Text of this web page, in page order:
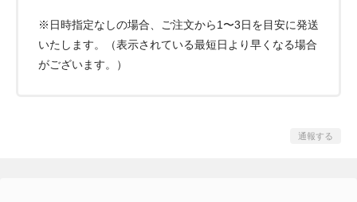
※日時指定なしの場合、ご注文から1〜3日を目安に発送
いたします。（表示されている最短日より早くなる場合
がございます。）
通報する